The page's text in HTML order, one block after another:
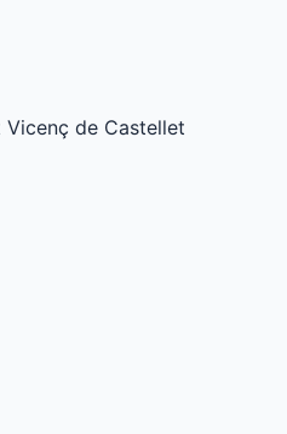
Vicenç de Castellet